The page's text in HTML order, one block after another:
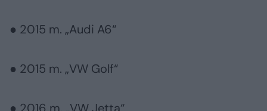
● 2015 m. „Audi A6“
● 2015 m. „VW Golf“
● 2016 m. „VW Jetta“